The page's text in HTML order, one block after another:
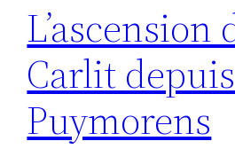
L’ascension
Carlit
Puymorens